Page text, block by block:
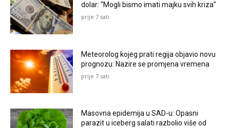
dolar: “Mogli bismo imati majku svih kriza”
prije 7 sati
Meteorolog kojeg prati regija objavio novu
prognozu: Nazire se promjena vremena
prije 7 sati
Masovna epidemija u SAD-u: Opasni
parazit u iceberg salati razbolio više od